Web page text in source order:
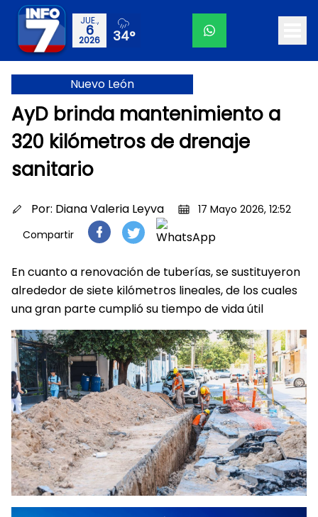
JUE.,
6
2026 34°
Nuevo León
AyD brinda mantenimiento a
320 kilómetros de drenaje
sanitario
Por: Diana Valeria Leyva
17 Mayo 2026, 12:52
Compartir
En cuanto a renovación de tuberías, se sustituyeron
alrededor de siete kilómetros lineales, de los cuales
una gran parte cumplió su tiempo de vida útil